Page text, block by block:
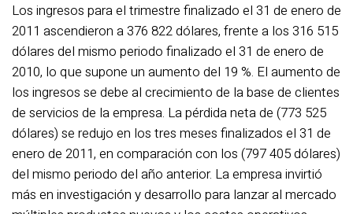
Los ingresos para el trimestre finalizado el 31 de enero de
2011 ascendieron a 376 822 dólares, frente a los 316 515
dólares del mismo periodo finalizado el 31 de enero de
2010, lo que supone un aumento del 19 %. El aumento de
los ingresos se debe al crecimiento de la base de clientes
de servicios de la empresa. La pérdida neta de (773 525
dólares) se redujo en los tres meses finalizados el 31 de
enero de 2011, en comparación con los (797 405 dólares)
del mismo periodo del año anterior. La empresa invirtió
más en investigación y desarrollo para lanzar al mercado